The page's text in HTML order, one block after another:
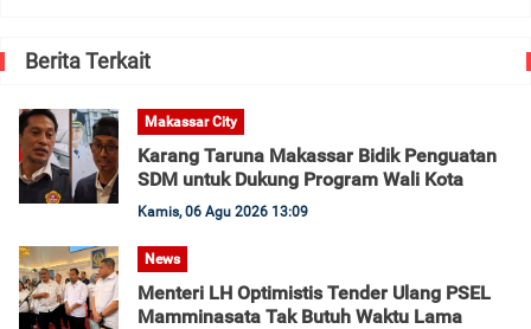
Berita Terkait
Makassar City
Karang Taruna Makassar Bidik Penguatan
SDM untuk Dukung Program Wali Kota
Kamis, 06 Agu 2026 13:09
News
Menteri LH Optimistis Tender Ulang PSEL
Mamminasata Tak Butuh Waktu Lama